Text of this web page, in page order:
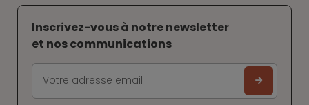
Inscrivez-vous à notre newsletter
et nos communications